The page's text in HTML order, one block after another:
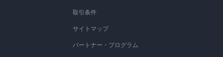
取引条件
サイトマップ
パートナー・プログラム